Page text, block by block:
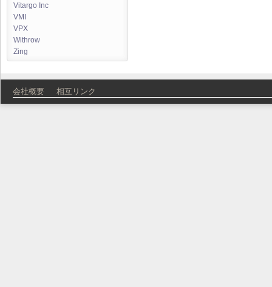
Vitargo Inc
VMI
VPX
Withrow
Zing
会社概要 相互リンク